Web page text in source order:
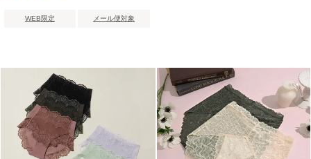
WEB限定 メール便対象